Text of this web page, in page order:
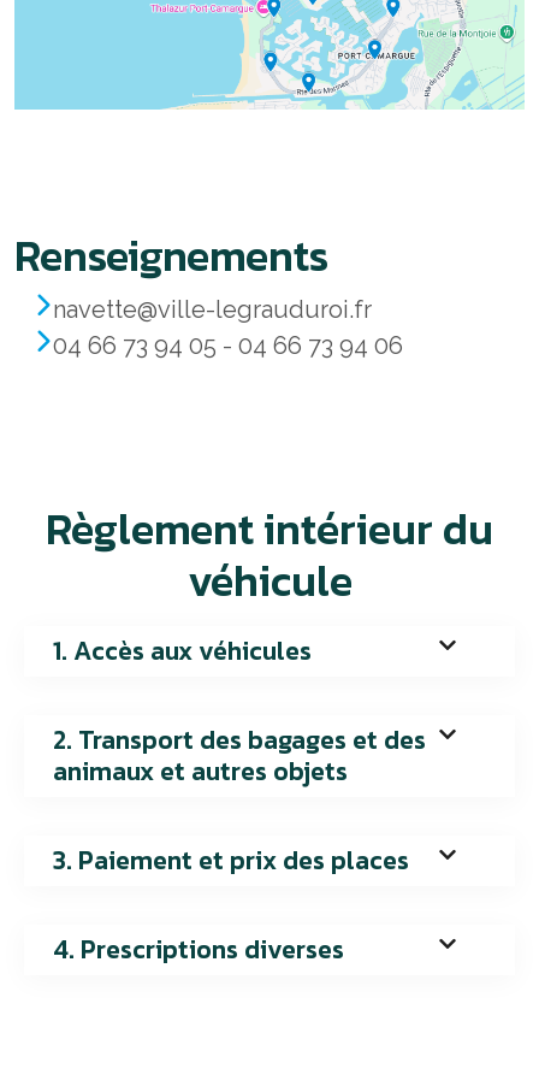
Renseignements
navette@ville-legrauduroi.fr
04 66 73 94 05 - 04 66 73 94 06
Règlement intérieur du
véhicule
1. Accès aux véhicules
2. Transport des bagages et des
animaux et autres objets
3. Paiement et prix des places
4. Prescriptions diverses